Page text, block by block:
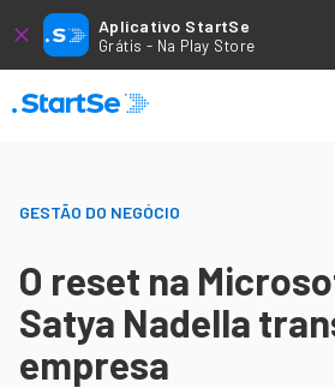
Aplicativo StartSe
Grátis - Na Play Store
GESTÃO DO NEGÓCIO
O reset na
Satya Nadella
empresa